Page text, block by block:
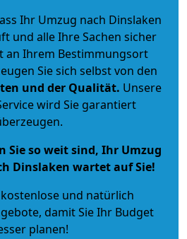
Ihr Umzug nach Dinslaken
und alle Ihre Sachen sicher
an Ihrem Bestimmungsort
Sie sich selbst von den
und der Qualität. Unsere
wird Sie garantiert
Sie so weit sind, Ihr Umzug
Dinslaken wartet auf Sie!
und natürlich
, damit Sie Ihr Budget
planen!